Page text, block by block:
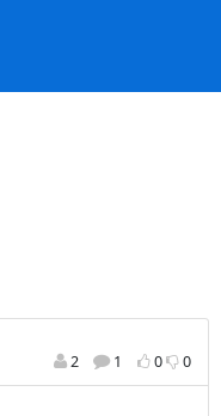
2 1 0 0